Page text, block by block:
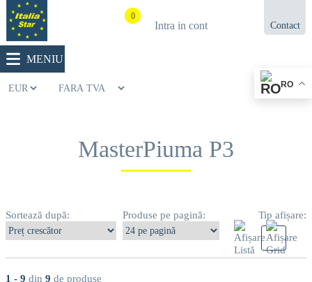
0
Intra in cont Contact
MENIU
MasterPiuma P3
Sortează după: Produse pe pagină: Tip afișare:
1 - 9 din 9 de produse
RO